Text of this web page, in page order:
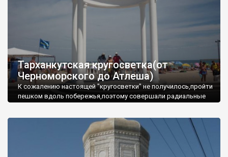
Тарханкутская кругосветка(от
Черноморского до Атлеша)
К сожалению настоящей "кругосветки" не получилось,пройти
пешком вдоль побережья,поэтому совершали радиальные